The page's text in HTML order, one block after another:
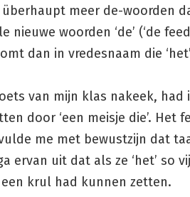
meer de-woorden
nieuwe woorden ‘de’ (‘de
dan in vredesnaam die
van mijn klas nakeek, had
door ‘een meisje die’. Het
me met bewustzijn dat
ervan uit dat als ze ‘het’ so
krul had kunnen zetten.